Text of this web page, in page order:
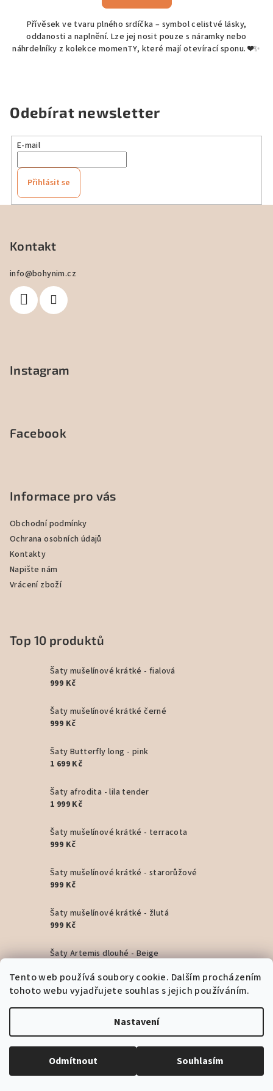
Tento web používá soubory cookie. Dalším procházením
tohoto webu vyjadřujete souhlas s jejich používáním.
Nastavení
Odmítnout Souhlasím
Přívěsek ve tvaru plného srdíčka – symbol celistvé lásky,
oddanosti a naplnění. Lze jej nosit pouze s náramky nebo
náhrdelníky z kolekce momenTY, které mají otevírací sponu. ❤️✨
Odebírat newsletter
E-mail
Přihlásit se
Kontakt
info@bohynim.cz
Instagram
Facebook
Informace pro vás
Obchodní podmínky
Ochrana osobních údajů
Kontakty
Napište nám
Vrácení zboží
Top 10 produktů
Šaty mušelínové krátké - fialová
999 Kč
Šaty mušelínové krátké černé
999 Kč
Šaty Butterfly long - pink
1 699 Kč
Šaty afrodita - lila tender
1 999 Kč
Šaty mušelínové krátké - terracota
999 Kč
Šaty mušelínové krátké - starorůžové
999 Kč
Šaty mušelínové krátké - žlutá
999 Kč
Šaty Artemis dlouhé - Beige
Šaty Artemis dlouhé - Pink
1 799 Kč
Šaty Artemis dlouhé - Black
1 799 Kč